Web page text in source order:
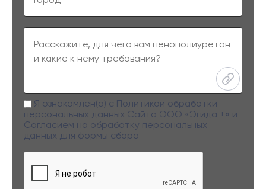
Заполняя данную форму вы даете свое согласие на обработку
Я ознакомлен(а) с Политикой обработки
персональных данных Сайта ООО «Эгида +» и
Согласием на обработку персональных
данных для формы сбора